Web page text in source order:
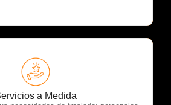
a Medida
OTP Servicios